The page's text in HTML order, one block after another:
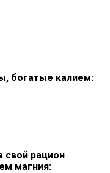
богатые калием:
свой рацион
магния: